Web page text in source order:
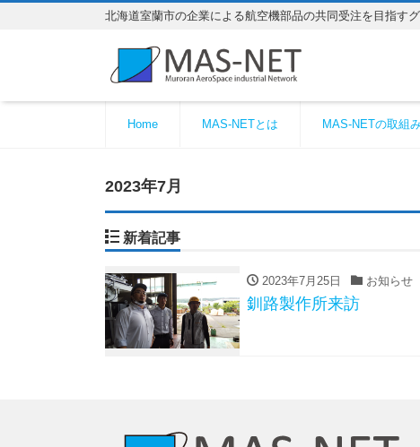
北海道室蘭市の企業による航空機部品の共同受注を目指す
Home MAS-NETとは MAS-NETの取組
2023年7月
新着記事
2023年7月25日 お知らせ
釧路製作所来訪